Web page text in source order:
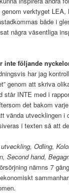
verktyget LEA,
både i
några väsentliga
inte följande
har jag
genom att skriva
står INTE med i
det bakom
vända utvecklingen i
i texten så att
Odling,
Second hand,
nämns 7